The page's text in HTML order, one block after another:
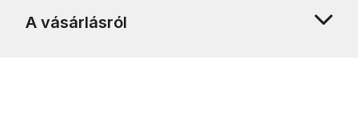
A vásárlásról